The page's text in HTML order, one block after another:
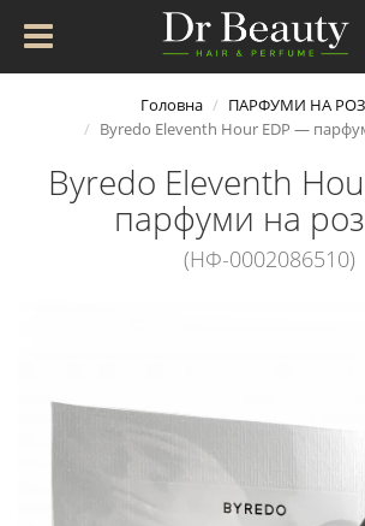
Головна
ПАРФУМИ НА
Byredo Eleventh Hour EDP —
Byredo Eleventh
парфуми на
(НФ-0002086510)